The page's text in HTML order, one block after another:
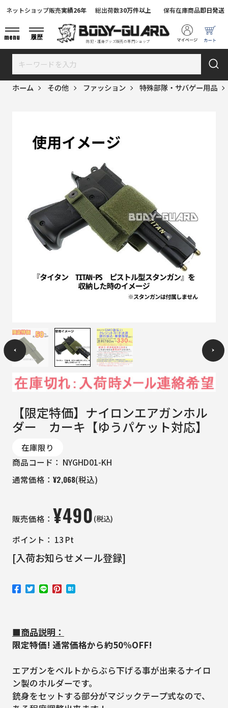
防犯・護身グッズ販売の専門ショップ
ネットショップ販売実績26年 総出荷数30万件以上 保有在庫商品即日発送
menu 履歴
ホーム その他 ファッション 特殊部隊・サバゲー用品
【限定特価】ナイロンエアガンホル
ダー カーキ【ゆうパケット対応】
在庫限り
商品コード： NYGHD01-KH
通常価格： ¥2,068(税込)
販売価格： ¥490(税込)
ポイント： 13 Pt
[入荷お知らせメール登録]
■商品説明：
限定特価! 通常価格から約50%OFF!
エアガンをベルトからぶら下げる事が出来るナイロ
ン製のホルダーです。
銃身をセットする部分がマジックテープ式なので、